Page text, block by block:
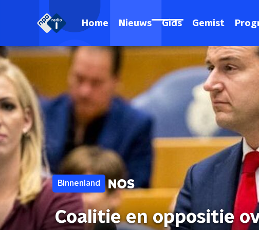
Home Nieuws Gids Gemist
Binnenland
Coalitie en oppositie